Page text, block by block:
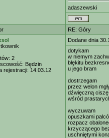
adaszewski
RE: Góry
2
Będzin
rejestracji: 14.03.12
Dodane dnia
dotykam
w niemym
błękitu
u jego bram
dostrzegam
przez welon
dźwięczną ciszę
wśród
wyczuwam
opuszkami
rozpacz
krzyczącego
uschniętymi